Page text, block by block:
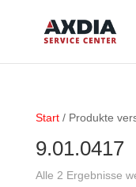
Start/ Produkte
9.01.0417
Alle 2 Ergebnisse